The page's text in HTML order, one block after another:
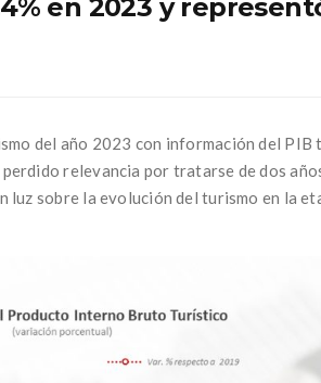
en 2023 y
del año 2023 con información del PIB
relevancia por tratarse de dos
sobre la evolución del turismo en la